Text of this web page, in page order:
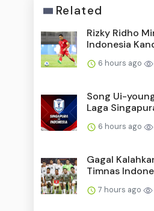
Related
Rizky Ridho
Indonesia
6 hours ago
Song Ui-
Laga
6 hours ago
Gagal
Timnas
7 hours ago